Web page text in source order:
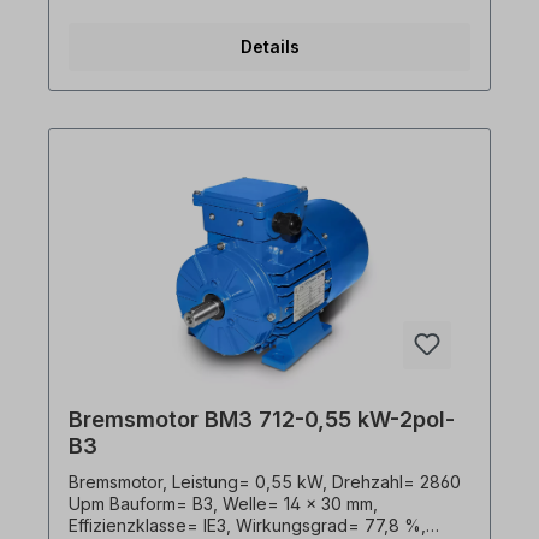
50/60 Hertz, Schutzart= IP55, Bremse= 6 Nm
(drehbar), Gehäuse= Aluminiumdruckguss,
Der Elektromotor ist für den Frequenzumrichter-
Einsatz geeignet und entspricht der IEC 60034-
30:2008. Die Federdruckbremse bremst den
Elektromotor im stromlosen Zustand. Im Umrichter-
Betrieb ist die Bremse bzw. der Bremsgleichrichter
extern anzusteuern. Zum mechanischen Entriegeln
ist ein Handlüfterhebel optional lieferbar. Der
Bremsmotor ist für beide Drehrichtungen
geeignet. Alle Produktfotos sind unverbindliche
Beispiele!Technische Änderungen vorbehalten.
Details
Bremsmotor BM3 712-0,55 kW-2pol-
B3
Bremsmotor, Leistung= 0,55 kW, Drehzahl= 2860
Upm Bauform= B3, Welle= 14 x 30 mm,
Effizienzklasse= IE3, Wirkungsgrad= 77,8 %,